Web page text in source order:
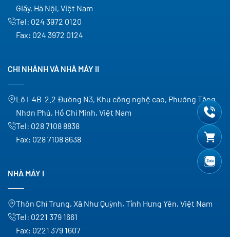
Giấy, Hà Nội, Việt Nam
Tel: 024 3972 0120
Fax: 024 3972 0124
CHI NHÁNH VÀ NHÀ MÁY II
Lô I-4B-2.2 Đường N3, Khu công nghệ cao, Phường Tăng
Nhơn Phú, Hồ Chí Minh, Việt Nam
Tel: 028 7108 8838
Fax: 028 7108 8638
NHÀ MÁY I
Thôn Chí Trung, Xã Như Quỳnh, Tỉnh Hưng Yên, Việt Nam
Tel: 0221 379 1661
Fax: 0221 379 1607